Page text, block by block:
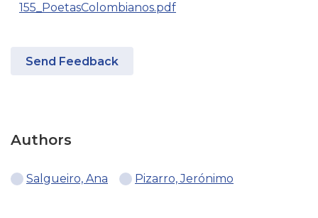
155_PoetasColombianos.pdf
Send Feedback
Authors
Salgueiro, Ana Pizarro, Jerónimo